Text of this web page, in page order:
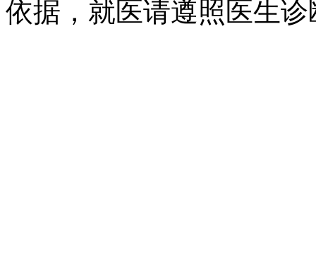
依据，就医请遵照医生诊